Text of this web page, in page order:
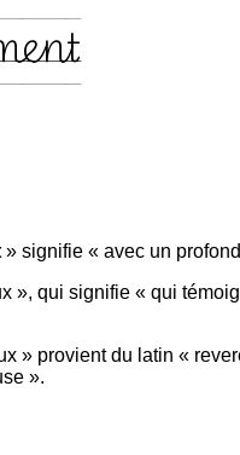
» signifie « avec un
», qui signifie « qui
» provient du latin «
».